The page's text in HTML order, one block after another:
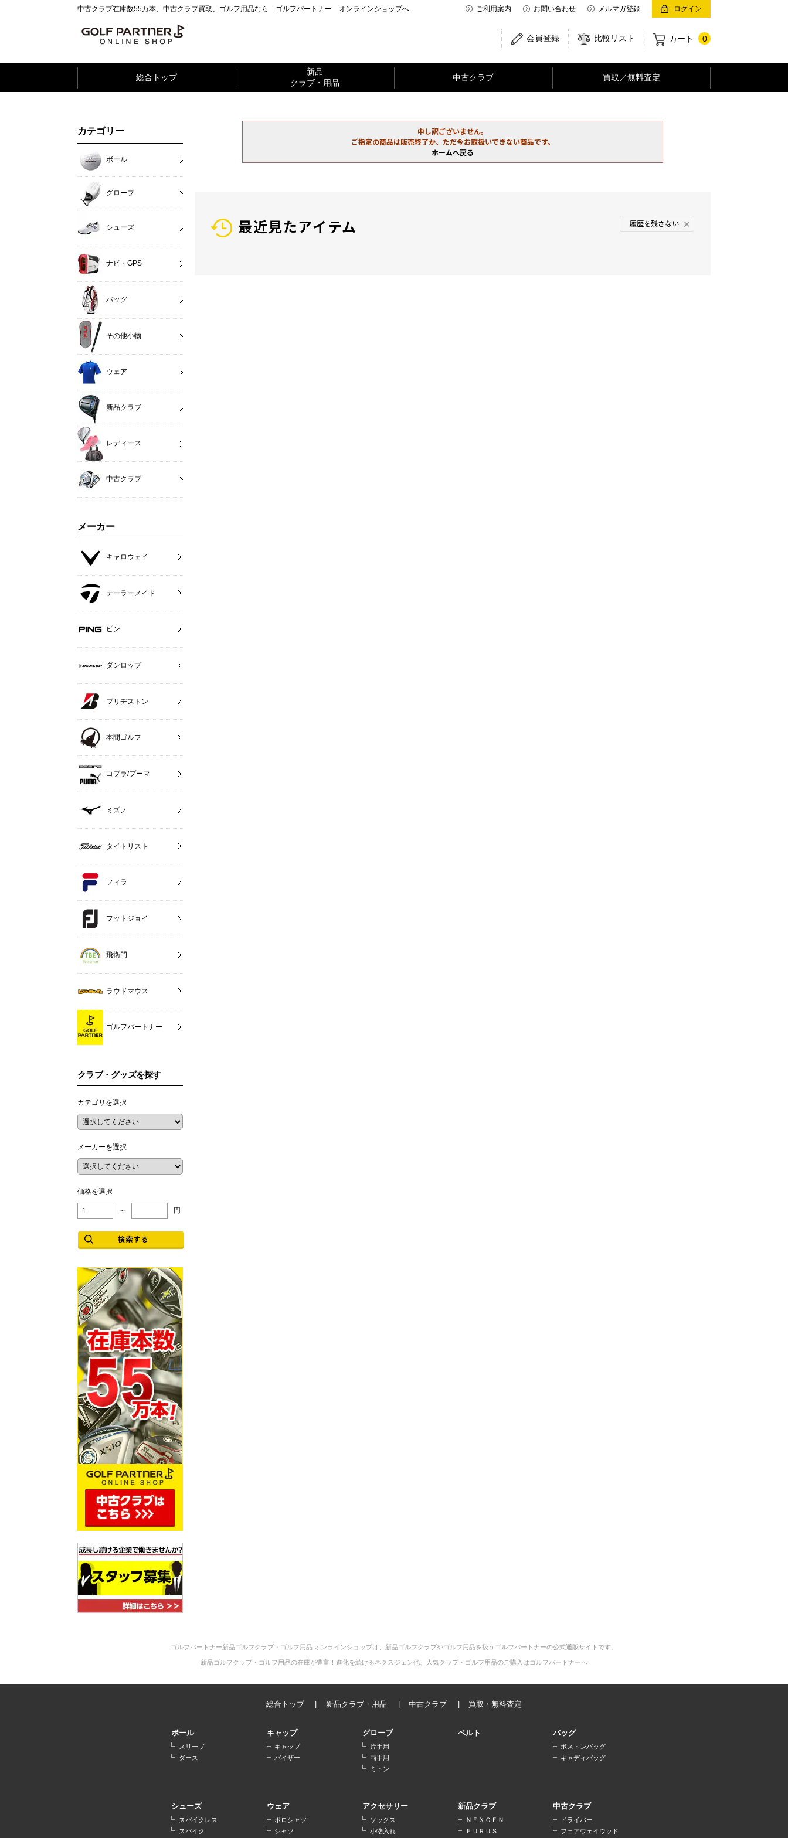
中古クラブ在庫数55万本、中古クラブ買取、ゴルフ用品なら ゴルフパートナー オンラインショップへ ご利用案内 お問い合わせ メルマガ登録 ログイン
カート 0
比較リスト
会員登録
総合トップ
新品
クラブ・用品
中古クラブ 買取／無料査定
申し訳ございません。
ご指定の商品は販売終了か、ただ今お取扱いできない商品です。
ホームへ戻る
最近見たアイテム 履歴を残さない
カテゴリー
ボール
グローブ
シューズ
ナビ・GPS
バッグ
その他小物
ウェア
新品クラブ
レディース
中古クラブ
メーカー
キャロウェイ
テーラーメイド
ピン
ダンロップ
ブリヂストン
本間ゴルフ
コブラ/プーマ
ミズノ
タイトリスト
フィラ
フットジョイ
飛衛門
ラウドマウス
ゴルフパートナー
クラブ・グッズを探す
カテゴリを選択
メーカーを選択
価格を選択
～ 円
ゴルフパートナー新品ゴルフクラブ・ゴルフ用品 オンラインショップは、新品ゴルフクラブやゴルフ用品を扱うゴルフパートナーの公式通販サイトです。
新品ゴルフクラブ・ゴルフ用品の在庫が豊富！進化を続けるネクスジェン他、人気クラブ・ゴルフ用品のご購入はゴルフパートナーへ
総合トップ 新品クラブ・用品 中古クラブ 買取・無料査定
ボール
スリーブ
ダース
キャップ
キャップ
バイザー
グローブ
片手用
両手用
ミトン
ベルト バッグ
ボストンバッグ
キャディバッグ
シューズ
スパイクレス
スパイク
ウェア
ポロシャツ
シャツ
アクセサリー
ソックス
小物入れ
新品クラブ
ＮＥＸＧＥＮ
ＥＵＲＵＳ
中古クラブ
ドライバー
フェアウェイウッド